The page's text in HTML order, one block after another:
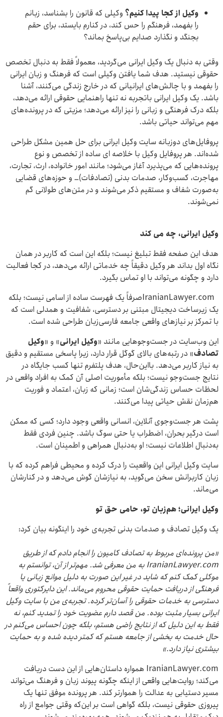
وکیل از کجا پیدا کنیم؟ وکیلی که قانون را بشناسد، زبانم
را بفهمد، فرهنگم را حس کند، در کنارم بایستد، برای حقم
بجنگد و نگذارد صدایم بی‌پاسخ بماند؟
وقتی به دنبال یک وکیل ایرانی می‌گردید، معمولاً فقط به دنبال تخصص
حقوقی نیستید. هدف شما یافتن وکیلی است که فرهنگ و زبان ایرانی
را بفهمد و با چالش‌های ایرانیانی که در خارج زندگی می‌کنند، آشنا
باشد. یک وکیل ایرانی باتجربه نه تنها راهنمایی حقوقی ارائه می‌دهد،
بلکه درک فرهنگی و زبانی را نیز ارائه می‌دهد؛ مزیتی که در پرونده‌های
مهم می‌تواند حیاتی باشد.
پروفایل‌های دوزبانه سایت وکیل ایرانی برای حل همین مشکل طراحی
شده‌اند. هر پروفایل وکیل با خلاصه ‌ای ساده از تخصص و نوع
پرونده‌هایی که می‌پذیرد آغاز می‌شود؛ مانند امور خانواده، ارث، تجارت،
مهاجرت، کسب‌وکار، صدمات بدنی (تصادفات)… و حوزه‌های قضایی
به‌صورت شفاف و مستقیم ذکر می‌شوند و در متن‌های طولانی گم
نمی‌شوند.
وکیل ایرانی، چه می کند
هدف این صفحه فقط تبلیغ نیست؛ بلکه این است که کاربر در همان
نگاه اول بداند هر وکیل دقیقاً چه خدماتی ارائه می‌دهد، در کجا فعالیت
دارد و چگونه می‌تواند با او تماس بگیرد.
IranianLawyer.comصرفاً یک فهرست ساده از اسامی نیست؛ بلکه
یک زیرساخت دیجیتال مبتنی بر دسترسی، شفافیت و همدلی است که
با تمرکز بر نیازهای واقعی جامعه فارسی‌زبان طراحی شده است.
این وب‌سایت در جست‌وجوهایی مانند «وکیل ایرانی» و «وکیل
تصادف» در رتبه‌های بالای گوگل قرار دارد، زیرا پاسخی مستقیم و دقیق
به نیاز کاربر می‌دهد. بااین‌حال، هدف پلتفرم تنها کسب جایگاه در
نتایج جست‌وجو نیست؛ بلکه مأموریت اصلی آن کمک به افراد واقعی در
لحظات حساس زندگی‌شان است؛ زمانی که زبان، اعتماد و فوریت
هم‌زمان نقش حیاتی پیدا می‌کنند.
پشت هر جست‌وجوی آنلاین، انسانی واقعی وجود دارد؛ کسی که ممکن
است درگیر بحران، اضطراب یا حتی سوگ باشد. چنین فردی فقط
به‌دنبال اطلاعات نیست؛ او به‌دنبال همراهی و اطمینان است.
سایت وکیل ایرانی این واقعیت را درک کرده و محیطی فراهم کرده که با
زبان کاربرانش سخن می‌گوید، به نیازشان گوش می‌دهد و در کنارشان
می‌ماند.
وکیل ایرانی؛ هم‌زبان تو، حامی حق تو
یک وکیل تصادف و صدمات بدنی تجربه‌ی خود را اینگونه بیان کرد:
«من پرونده‌ای مربوط به تصادف کامیون را انجام دادم که از طریق
IranianLawyer.com به من معرفی شد. مهم‌تر از آن، توانستم به
موکلی کمک کنم که شاید در غیر این صورت به دلیل موانع زبانی یا
فرهنگی از دریافت حمایت حقوقی محروم می‌ماند. این دایرکتوری واقعاً
دسترسی به خدمات حقوقی را آسان‌تر کرده. تجربه‌ی من با سایت وکیل
ایرانی بسیار مثبت بوده. من قصد دارم عضویت خود را تمدید کنم، نه
فقط به این دلیل که از نتایج راضی هستم، بلکه چون احساس می‌کنم در
حال خدمت به بخشی از جامعه هستم که کمتر دیده شده و به حمایت
بیشتری نیاز دارد.
»
IranianLawyer.com همواره داستان‌هایی از این دست دریافت
می‌کند؛ روایت‌هایی واقعی از اینکه چگونه پیوند زبان و فرهنگ می‌تواند
مسیر دستیابی به عدالت را هموارتر کند. هر پرونده موفق تنها یک
پیروزی حقوقی نیست، بلکه گواهی است بر این‌که وقتی جوامع از راه